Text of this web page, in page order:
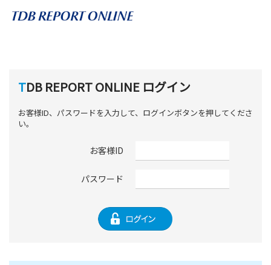
TDB REPORT ONLINE ログイン
お客様ID、パスワードを入力して、ログインボタンを押してくださ
い。
お客様ID
パスワード